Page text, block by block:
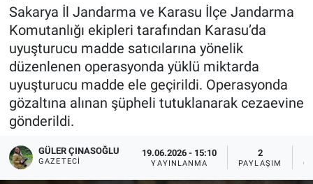
Sakarya İl Jandarma ve Karasu İlçe Jandarma
Komutanlığı ekipleri tarafından Karasu’da
uyuşturucu madde satıcılarına yönelik
düzenlenen operasyonda yüklü miktarda
uyuşturucu madde ele geçirildi. Operasyonda
gözaltına alınan şüpheli tutuklanarak cezaevine
gönderildi.
GÜLER ÇINASOĞLU
GAZETECI
19.06.2026 - 15:10
YAYINLANMA
2
PAYLAŞIM